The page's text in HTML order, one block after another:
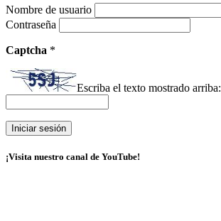
Nombre de usuario
Contraseña
Captcha *
Escriba el texto mostrado arriba:
¡Visita nuestro canal de YouTube!